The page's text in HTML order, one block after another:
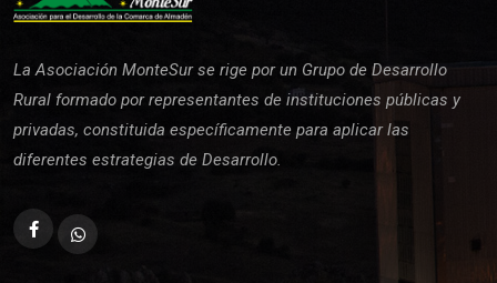
La Asociación MonteSur se rige por un Grupo de Desarrollo
Rural formado por representantes de instituciones públicas y
privadas, constituida específicamente para aplicar las
diferentes estrategias de Desarrollo.